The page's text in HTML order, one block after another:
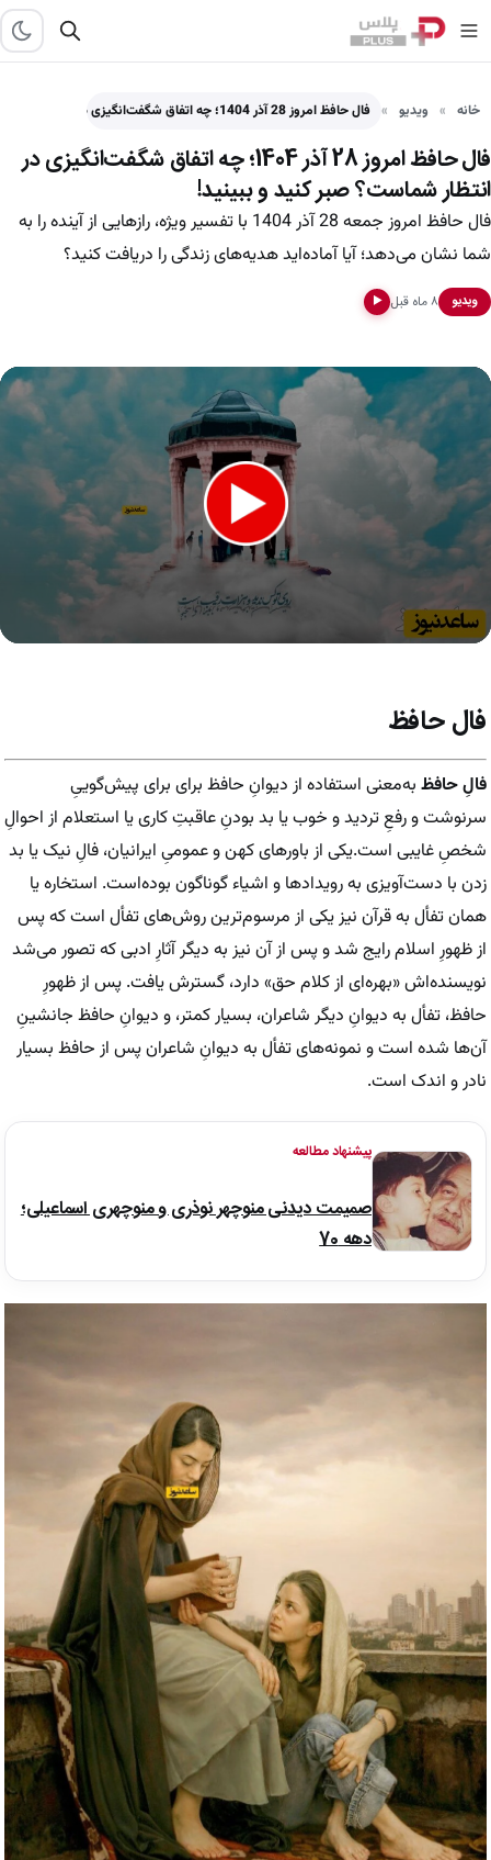
خانه ویدیو فال حافظ امروز 28 آذر 1404؛ چه اتفاق شگفت‌انگیزی در…
فال حافظ امروز 28 آذر 1404؛ چه اتفاق شگفت‌انگیزی در
انتظار شماست؟ صبر کنید و ببینید!
فال حافظ امروز جمعه 28 آذر 1404 با تفسیر ویژه، رازهایی از آینده را به
شما نشان می‌دهد؛ آیا آماده‌اید هدیه‌های زندگی را دریافت کنید؟
ویدیو ۸ ماه قبل ▶
فال حافظ
فالِ حافظ به‌معنی استفاده از دیوانِ حافظ برای برای پیش‌گوییِ
سرنوشت و رفعِ تردید و خوب یا بد بودنِ عاقبتِ کاری یا استعلام از احوالِ
شخصِ غایبی است.یکی از باورهای کهن و عمومیِ ایرانیان، فالِ نیک یا بد
زدن با دست‌آویزی به رویدادها و اشیاء گوناگون بوده‌است. استخاره یا
همان تفأل به قرآن نیز یکی از مرسوم‌ترین روش‌های تفأل است که پس
از ظهورِ اسلام رایج شد و پس از آن نیز به دیگر آثارِ ادبی که تصور می‌شد
نویسنده‌اش «بهره‌ای از کلام حق» دارد، گسترش یافت. پس از ظهورِ
حافظ، تفأل به دیوانِ دیگر شاعران، بسیار کمتر، و دیوانِ حافظ جانشینِ
آن‌ها شده است و نمونه‌های تفأل به دیوانِ شاعران پس از حافظ بسیار
نادر و اندک است.
پیشنهاد مطالعه
صمیمت دیدنی منوچهر نوذری و منوچهری اسماعیلی؛
دهه 70